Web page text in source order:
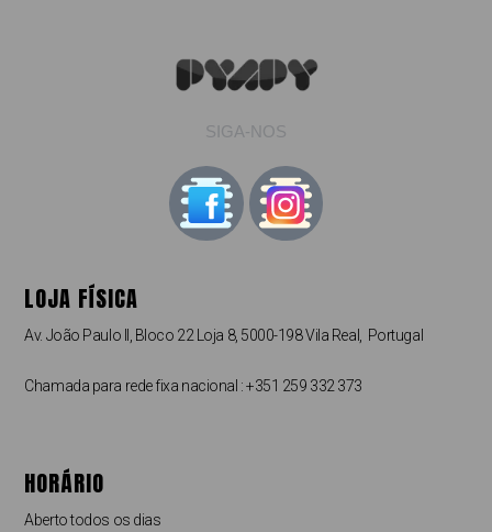
SIGA-NOS
LOJA FÍSICA
Av. João Paulo II, Bloco 22 Loja 8, 5000-198 Vila Real, Portugal
Chamada para rede fixa nacional : +351 259 332 373
HORÁRIO
Aberto todos os dias